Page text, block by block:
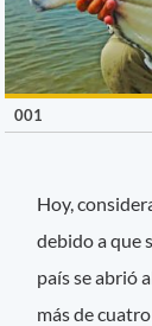
001
Hoy,
debido a que
país se abrió
más de